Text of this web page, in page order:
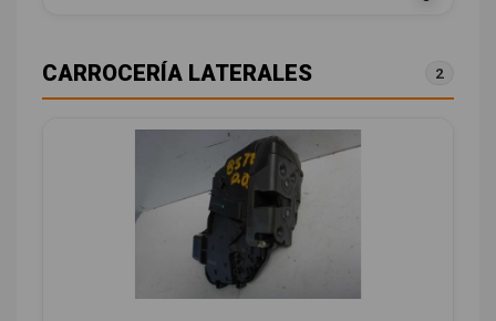
CARROCERÍA LATERALES 2